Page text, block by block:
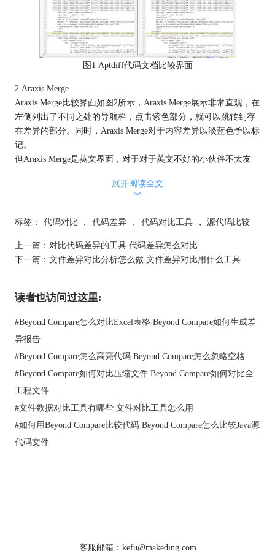
图1 Aptdiff代码文档比较界面
2.Araxis Merge
Araxis Merge比较界面如图2所示，Araxis Merge展示非常直观，在
左侧列出了不同之处的导航栏，点击紫色部分，就可以跳转到存
在差异的部分。同时，Araxis Merge对于内容差异以淡蓝色予以标
记。
但Araxis Merge是英文界面，对于对于英文不好的小伙伴不太友
3.Beyond Compare 4
Beyond Compare 4是一款功能全面，界面直观的比较软件，其比
对代码文本进行比较，Beyond Compare 4会为差异部分显示一个
导航栏，并以红色标记，点击此红色标记，就能跳转到文本代码
存在差异的位置，并在下方的状态栏中显示差异。
展开阅读全文
︾
标签： 代码对比 ， 代码差异 ， 代码对比工具 ， 源代码比较
上一篇： 对比代码差异的工具 代码差异怎么对比
下一篇： 文件差异对比分析怎么做 文件差异对比用什么工具
读者也访问过这里:
#Beyond Compare怎么对比Excel表格 Beyond Compare如何生成差
异报告
#Beyond Compare怎么高亮代码 Beyond Compare怎么忽略空格
#Beyond Compare如何对比压缩文件 Beyond Compare如何对比全
工程文件
#文件数据对比工具有哪些 文件对比工具怎么用
#如何用Beyond Compare比较代码 Beyond Compare怎么比较Java源
代码文件
客服邮箱：kefu@makeding.com